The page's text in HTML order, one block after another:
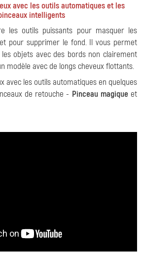
avec les outils automatiques et les
intelligents
les outils puissants pour masquer les
pour supprimer le fond. Il vous permet
objets avec des bords non clairement
modèle avec de longs cheveux flottants.
avec les outils automatiques en quelques
de retouche - Pinceau magiqueet